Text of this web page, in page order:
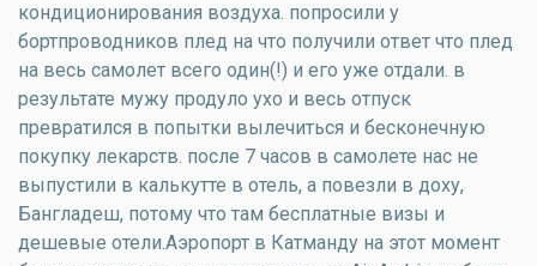
кондиционирования воздуха. попросили у
бортпроводников плед на что получили ответ что плед
на весь самолет всего один(!) и его уже отдали. в
результате мужу продуло ухо и весь отпуск
превратился в попытки вылечиться и бесконечную
покупку лекарств. после 7 часов в самолете нас не
выпустили в калькутте в отель, а повезли в доху,
Бангладеш, потому что там бесплатные визы и
дешевые отели.Аэропорт в Катманду на этот момент